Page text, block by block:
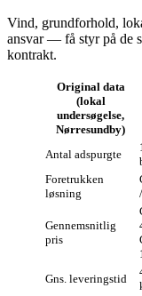
Vind, grundforhold,
ansvar — få styr på de
kontrakt.
Original data
(lokal
undersøgelse,
Nørresundby)
Antal adspurgte
Foretrukken
løsning
Gennemsnitlig
pris
Gns. leveringstid